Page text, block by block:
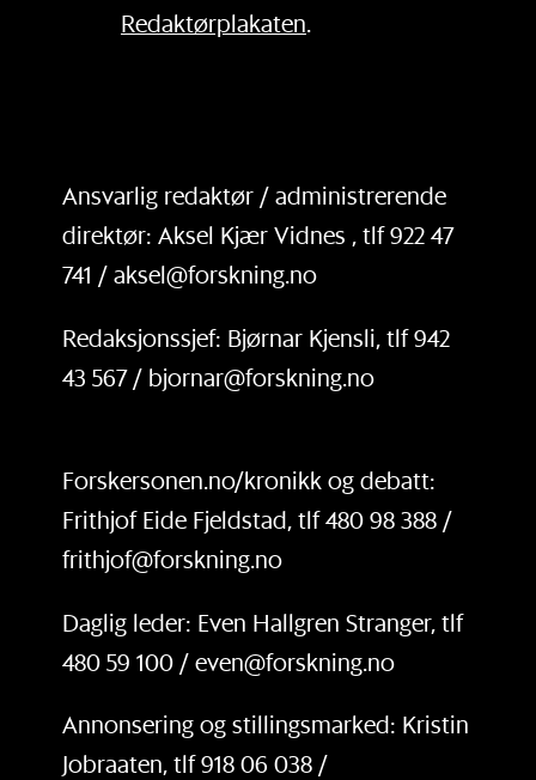
Redaktørplakaten.
Ansvarlig redaktør / administrerende
direktør: Aksel Kjær Vidnes , tlf 922 47
741 / aksel@forskning.no
Redaksjonssjef: Bjørnar Kjensli, tlf 942
43 567 / bjornar@forskning.no
Forskersonen.no/kronikk og debatt:
Frithjof Eide Fjeldstad, tlf 480 98 388 /
frithjof@forskning.no
Daglig leder: Even Hallgren Stranger, tlf
480 59 100 / even@forskning.no
Annonsering og stillingsmarked: Kristin
Jobraaten, tlf 918 06 038 /